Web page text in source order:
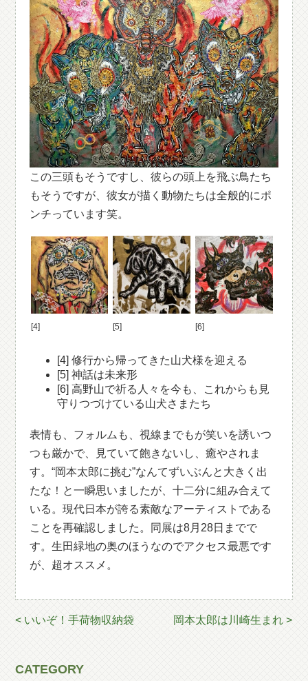
この三頭もそうですし、彼らの頭上を飛ぶ鳥たち
もそうですが、彼女が描く動物たちは全般的にポ
ンチっています笑。
[4] [5] [6]
[4] 修行から帰ってきた山犬様を迎える
[5] 神話は未来形
[6] 高野山で祈る人々を今も、これからも見
守りつづけている山犬さまたち
表情も、フォルムも、視線までもが笑いを誘いつ
つも厳かで、見ていて飽きないし、癒やされま
す。“岡本太郎に挑む”なんてずいぶんと大きく出
たな！と一瞬思いましたが、十二分に組み合えて
いる。現代日本が誇る素敵なアーティストである
ことを再確認しました。同展は8月28日までで
す。生田緑地の奥のほうなのでアクセス最悪です
が、超オススメ。
< いいぞ！手荷物収納袋 岡本太郎は川崎生まれ >
CATEGORY